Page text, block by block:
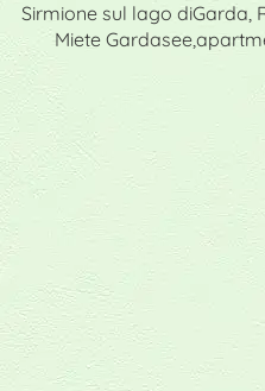
Sirmione sul lago diGarda,
Miete